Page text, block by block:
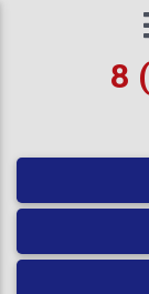
8